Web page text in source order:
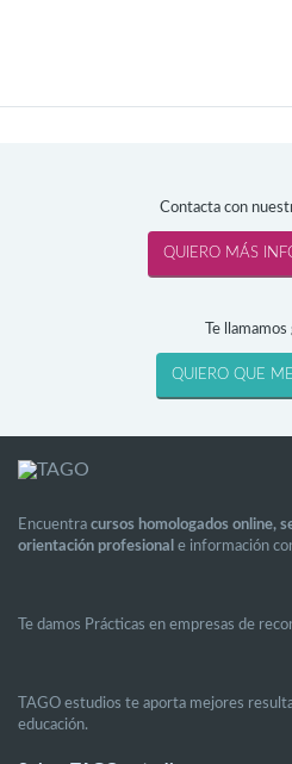
Contacta con
Te
Encuentra cursos homologados online,
orientación profesional e información
Te damos Prácticas en empresas de
TAGO estudios te aporta mejores
educación.